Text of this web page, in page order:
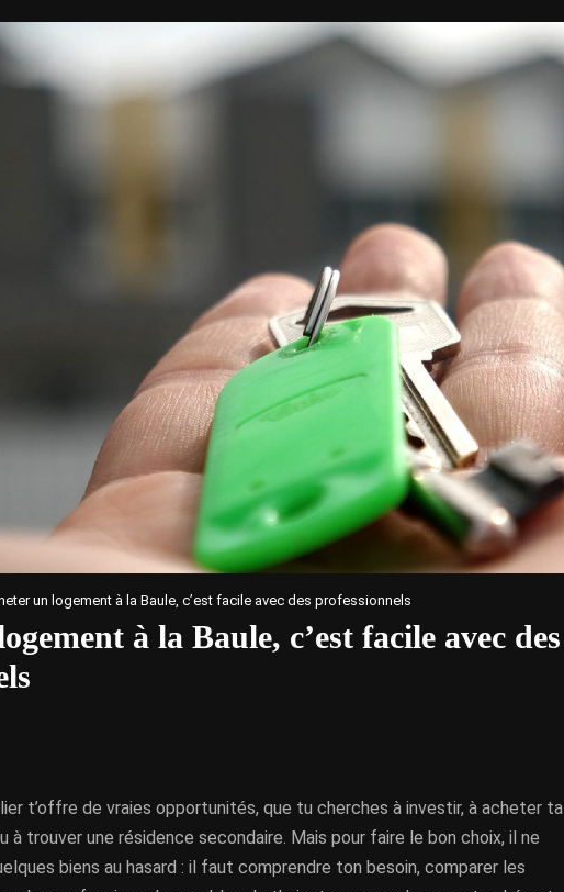
un logement à la Baule, c’est facile avec des professionnels
à la Baule, c’est facile avec des
t’offre de vraies opportunités, que tu cherches à investir, à acheter ta
à trouver une résidence secondaire. Mais pour faire le bon choix, il ne
biens au hasard : il faut comprendre ton besoin, comparer les